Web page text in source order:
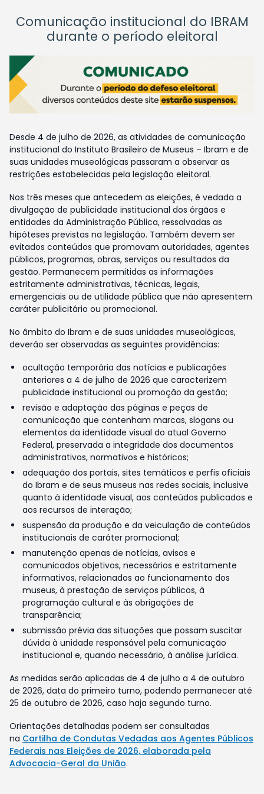
Comunicação institucional do IBRAM
durante o período eleitoral
Desde 4 de julho de 2026, as atividades de comunicação
institucional do Instituto Brasileiro de Museus – Ibram e de
suas unidades museológicas passaram a observar as
restrições estabelecidas pela legislação eleitoral.
Nos três meses que antecedem as eleições, é vedada a
divulgação de publicidade institucional dos órgãos e
entidades da Administração Pública, ressalvadas as
hipóteses previstas na legislação. Também devem ser
evitados conteúdos que promovam autoridades, agentes
públicos, programas, obras, serviços ou resultados da
gestão. Permanecem permitidas as informações
estritamente administrativas, técnicas, legais,
emergenciais ou de utilidade pública que não apresentem
caráter publicitário ou promocional.
No âmbito do Ibram e de suas unidades museológicas,
deverão ser observadas as seguintes providências:
ocultação temporária das notícias e publicações
anteriores a 4 de julho de 2026 que caracterizem
publicidade institucional ou promoção da gestão;
revisão e adaptação das páginas e peças de
comunicação que contenham marcas, slogans ou
elementos da identidade visual do atual Governo
Federal, preservada a integridade dos documentos
administrativos, normativos e históricos;
adequação dos portais, sites temáticos e perfis oficiais
do Ibram e de seus museus nas redes sociais, inclusive
quanto à identidade visual, aos conteúdos publicados e
aos recursos de interação;
suspensão da produção e da veiculação de conteúdos
institucionais de caráter promocional;
manutenção apenas de notícias, avisos e
comunicados objetivos, necessários e estritamente
informativos, relacionados ao funcionamento dos
museus, à prestação de serviços públicos, à
programação cultural e às obrigações de
transparência;
submissão prévia das situações que possam suscitar
dúvida à unidade responsável pela comunicação
institucional e, quando necessário, à análise jurídica.
As medidas serão aplicadas de 4 de julho a 4 de outubro
de 2026, data do primeiro turno, podendo permanecer até
25 de outubro de 2026, caso haja segundo turno.
Orientações detalhadas podem ser consultadas
na Cartilha de Condutas Vedadas aos Agentes Públicos
Federais nas Eleições de 2026, elaborada pela
Advocacia-Geral da União.